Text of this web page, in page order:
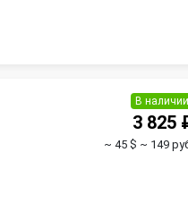
В наличии
3 825
~ 45 $ ~ 149